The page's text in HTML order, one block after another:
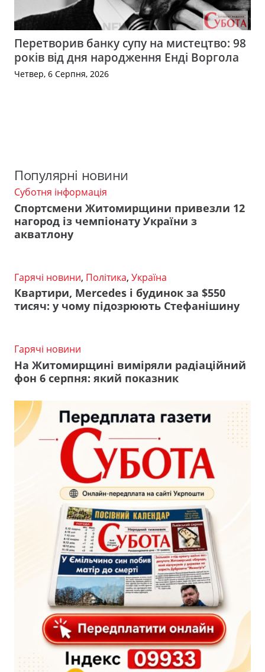
Перетворив банку супу на мистецтво: 98
років від дня народження Енді Воргола
Четвер, 6 Серпня, 2026
Популярні новини
Суботня інформація
Спортсмени Житомирщини привезли 12
нагород із чемпіонату України з
акватлону
Гарячі новини, Політика, Україна
Квартири, Mercedes і будинок за $550
тисяч: у чому підозрюють Стефанішину
Гарячі новини
На Житомирщині виміряли радіаційний
фон 6 серпня: який показник